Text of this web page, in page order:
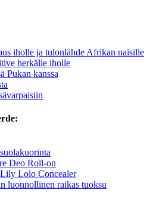
iholle ja tulonlähde Afrikan naisille
herkälle iholle
Pukan kanssa
Deo Roll-on
Lily Lolo Concealer
luonnollinen raikas tuoksu